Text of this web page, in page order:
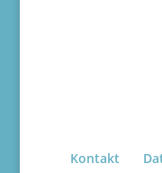
Kontakt